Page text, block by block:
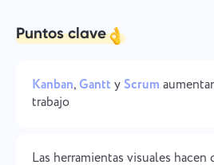
Puntos clave
Kanban,Gantt y Scrum
trabajo
Las herramientas visuales hacen
Cree una empresa, invite usuarios y